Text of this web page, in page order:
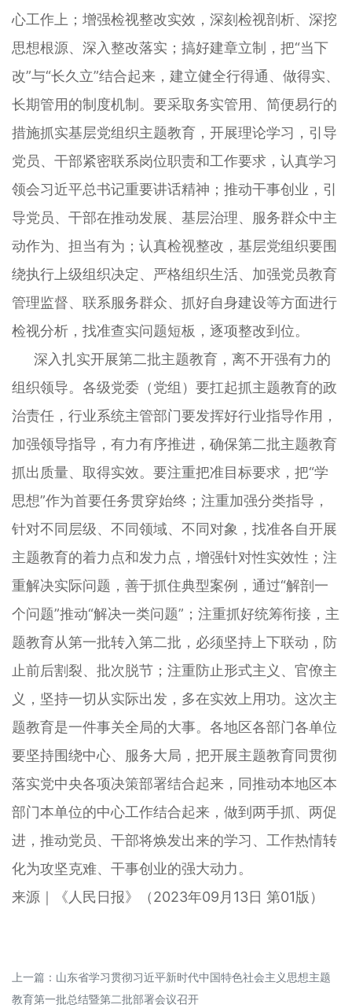
心工作上；增强检视整改实效，深刻检视剖析、深挖
思想根源、深入整改落实；搞好建章立制，把“当下
改”与“长久立”结合起来，建立健全行得通、做得实、
长期管用的制度机制。要采取务实管用、简便易行的
措施抓实基层党组织主题教育，开展理论学习，引导
党员、干部紧密联系岗位职责和工作要求，认真学习
领会习近平总书记重要讲话精神；推动干事创业，引
导党员、干部在推动发展、基层治理、服务群众中主
动作为、担当有为；认真检视整改，基层党组织要围
绕执行上级组织决定、严格组织生活、加强党员教育
管理监督、联系服务群众、抓好自身建设等方面进行
检视分析，找准查实问题短板，逐项整改到位。
深入扎实开展第二批主题教育，离不开强有力的
组织领导。各级党委（党组）要扛起抓主题教育的政
治责任，行业系统主管部门要发挥好行业指导作用，
加强领导指导，有力有序推进，确保第二批主题教育
抓出质量、取得实效。要注重把准目标要求，把“学
思想”作为首要任务贯穿始终；注重加强分类指导，
针对不同层级、不同领域、不同对象，找准各自开展
主题教育的着力点和发力点，增强针对性实效性；注
重解决实际问题，善于抓住典型案例，通过“解剖一
个问题”推动“解决一类问题”；注重抓好统筹衔接，主
题教育从第一批转入第二批，必须坚持上下联动，防
止前后割裂、批次脱节；注重防止形式主义、官僚主
义，坚持一切从实际出发，多在实效上用功。这次主
题教育是一件事关全局的大事。各地区各部门各单位
要坚持围绕中心、服务大局，把开展主题教育同贯彻
落实党中央各项决策部署结合起来，同推动本地区本
部门本单位的中心工作结合起来，做到两手抓、两促
进，推动党员、干部将焕发出来的学习、工作热情转
化为攻坚克难、干事创业的强大动力。
来源｜《人民日报》（2023年09月13日 第01版）
上一篇： 山东省学习贯彻习近平新时代中国特色社会主义思想主题
教育第一批总结暨第二批部署会议召开